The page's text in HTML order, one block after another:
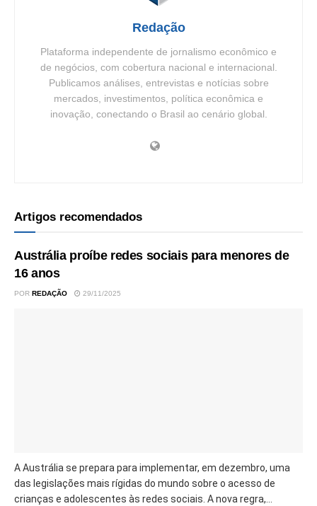
Redação
Plataforma independente de jornalismo econômico e
de negócios, com cobertura nacional e internacional.
Publicamos análises, entrevistas e notícias sobre
mercados, investimentos, política econômica e
inovação, conectando o Brasil ao cenário global.
Artigos recomendados
Austrália proíbe redes sociais para menores de
16 anos
POR REDAÇÃO 29/11/2025
A Austrália se prepara para implementar, em dezembro, uma
das legislações mais rígidas do mundo sobre o acesso de
crianças e adolescentes às redes sociais. A nova regra,...